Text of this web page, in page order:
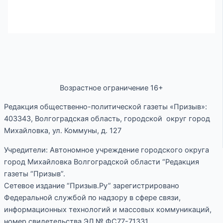
Возрастное ограничение 16+
Редакция общественно-политической газеты «Призыв»:
403343, Волгоградская область, городской округ город
Михайловка, ул. Коммуны, д. 127
Учредители: Автономное учреждение городского округа
город Михайловка Волгоградской области “Редакция
газеты “Призыв”.
Сетевое издание “Призыв.Ру” зарегистрировано
Федеральной службой по надзору в сфере связи,
информационных технологий и массовых коммуникаций,